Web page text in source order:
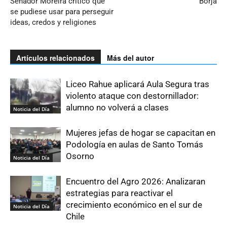
se pudiese usar para perseguir
ideas, credos y religiones
Artículos relacionados Más del autor
Noticia del Día
Liceo Rahue aplicará Aula Segura tras
violento ataque con destornillador:
alumno no volverá a clases
Noticia del Día
Mujeres jefas de hogar se capacitan en
Podología en aulas de Santo Tomás
Osorno
Noticia del Día
Encuentro del Agro 2026: Analizaran
estrategias para reactivar el
crecimiento económico en el sur de
Chile